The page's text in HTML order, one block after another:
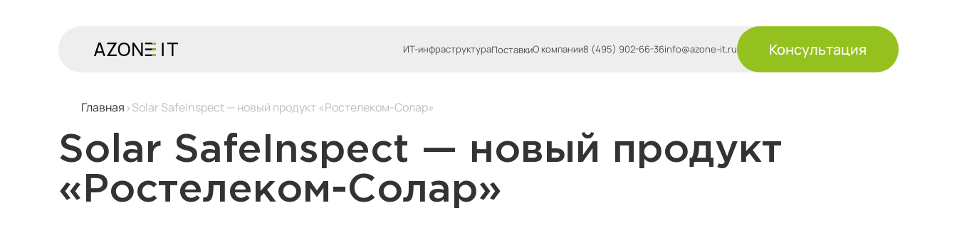
ИТ-инфраструктураПоставкиО компании8 (495) 902-66-36info@azone-it.ru Консультация
Главная Solar SafeInspect — новый продукт «Ростелеком-Солар»
Solar SafeInspect — новый продукт
«Ростелеком-Солар»